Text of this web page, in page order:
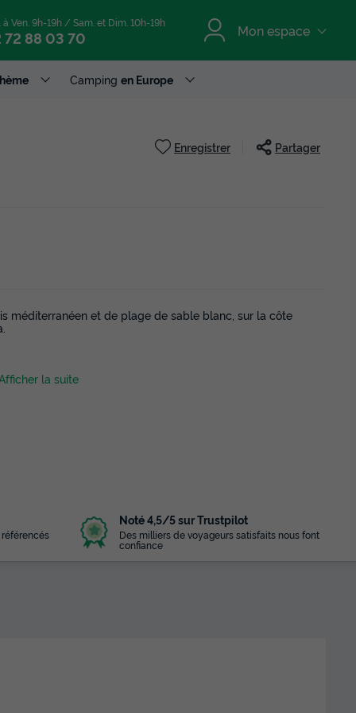
à Ven. 9h-19h / Sam. et Dim. 10h-19h
72 88 03 70 Mon espace
Camping en Europe
Enregistrer Partager
méditerranéen et de plage de sable blanc, sur la côte
Afficher la suite
Noté 4,5/5 sur Trustpilot
Des milliers de voyageurs satisfaits nous font
confiance